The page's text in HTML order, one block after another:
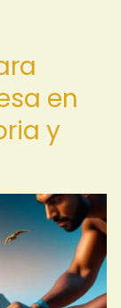
en
y